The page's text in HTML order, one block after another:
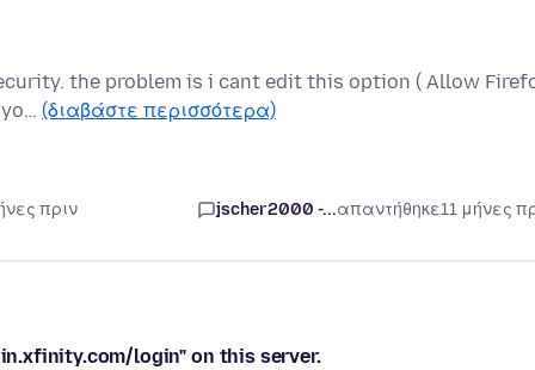
the problem is i cant edit this option ( Allow
(διαβάστε περισσότερα)
πριν jscher2000 -...απαντήθηκε11 μήνες
login" on this server.